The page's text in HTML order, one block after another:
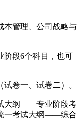
本管理、公司战略与
阶段6个科目，也可
卷一、试卷二）。
大纲——专业阶段考
一考试大纲——综合